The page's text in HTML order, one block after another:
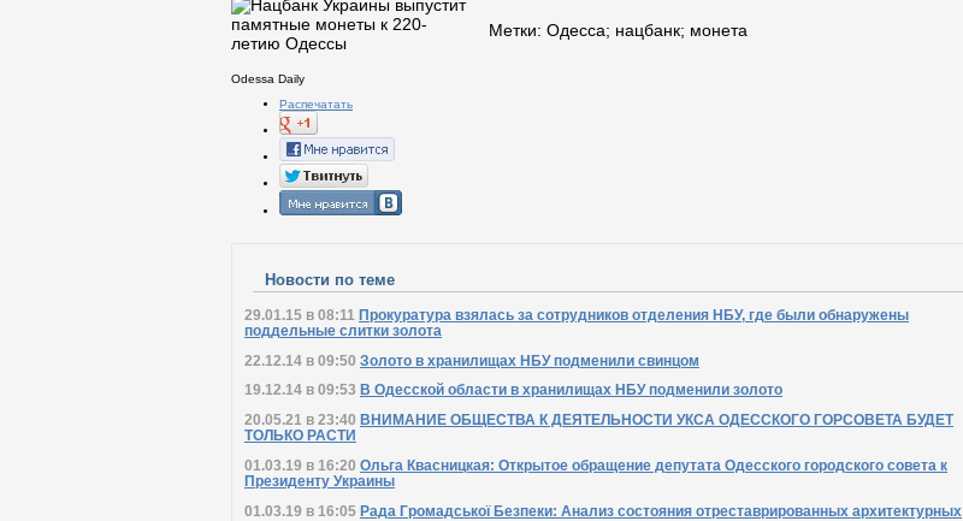
Метки: Одесса; нацбанк; монета
Odessa Daily
Распечатать
Новости по теме
29.01.15 в 08:11
Прокуратура взялась за сотрудников отделения НБУ, где были обнаружены
поддельные слитки золота
22.12.14 в 09:50 Золото в хранилищах НБУ подменили свинцом
19.12.14 в 09:53 В Одесской области в хранилищах НБУ подменили золото
20.05.21 в 23:40 ВНИМАНИЕ ОБЩЕСТВА К ДЕЯТЕЛЬНОСТИ УКСА ОДЕССКОГО ГОРСОВЕТА БУДЕТ
ТОЛЬКО РАСТИ
01.03.19 в 16:20 Ольга Квасницкая: Открытое обращение депутата Одесского городского совета к
Президенту Украины
01.03.19 в 16:05 Рада Громадської Безпеки: Анализ состояния отреставрированных архитектурных